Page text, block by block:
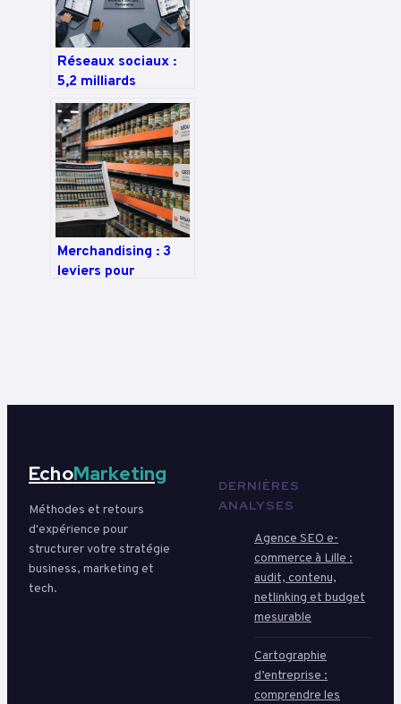
Réseaux sociaux :
5,2 milliards
d’utilisateurs et
comment choisir
votre plateforme
Merchandising : 3
leviers pour
EchoMarketing
Méthodes et retours
d'expérience pour
structurer votre stratégie
business, marketing et
tech.
DERNIÈRES
ANALYSES
Agence SEO e-
commerce à Lille :
audit, contenu,
netlinking et budget
mesurable
Cartographie
d’entreprise :
comprendre les